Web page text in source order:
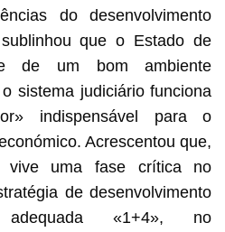
do desenvolvimento
que o Estado de
de um bom ambiente
sistema judiciário funciona
indispensável para o
Acrescentou que,
vive uma fase crítica no
de desenvolvimento
«1+4», no